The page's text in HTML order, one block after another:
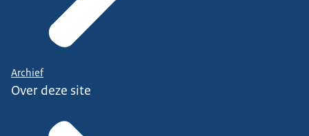
Archief
Over deze site